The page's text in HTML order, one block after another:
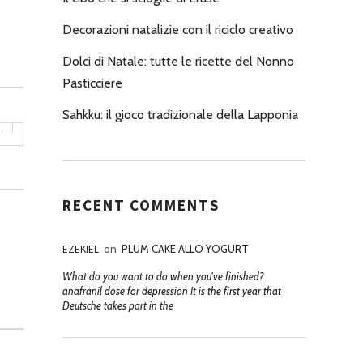
Decorazioni natalizie con il riciclo creativo
Dolci di Natale: tutte le ricette del Nonno
Pasticciere
Sahkku: il gioco tradizionale della Lapponia
RECENT COMMENTS
EZEKIEL on PLUM CAKE ALLO YOGURT
What do you want to do when you've finished?
anafranil dose for depression It is the first year that
Deutsche takes part in the